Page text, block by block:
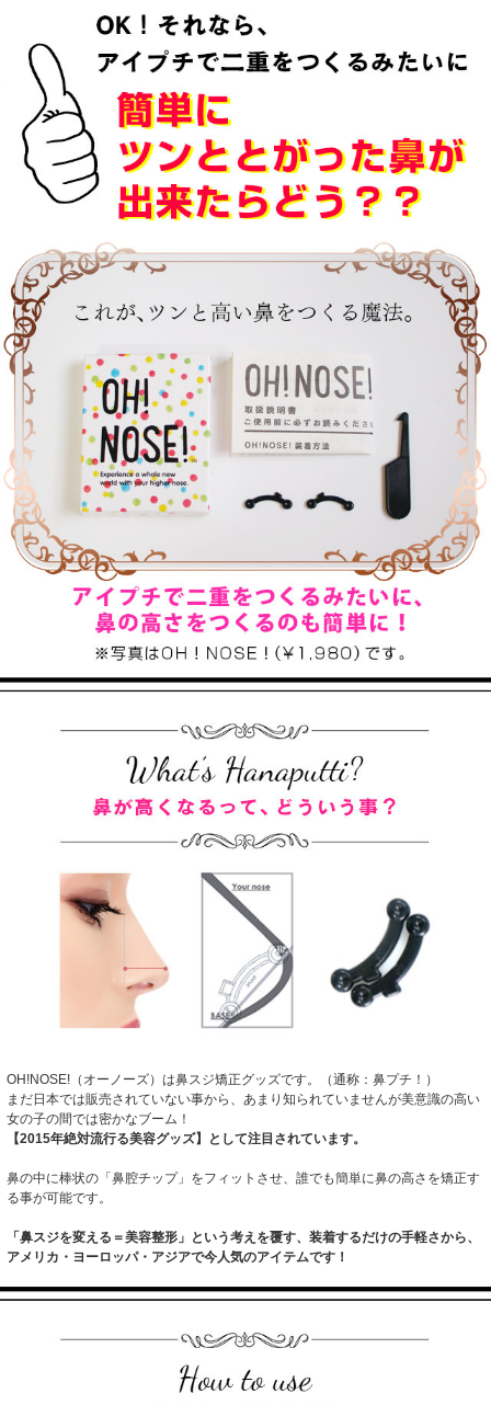
OH!NOSE!（オーノーズ）は鼻スジ矯正グッズです。（通称：鼻プチ！）
まだ日本では販売されていない事から、あまり知られていませんが美意識の高い
女の子の間では密かなブーム！
【2015年絶対流行る美容グッズ】として注目されています。
鼻の中に棒状の「鼻腔チップ」をフィットさせ、誰でも簡単に鼻の高さを矯正す
る事が可能です。
「鼻スジを変える＝美容整形」という考えを覆す、装着するだけの手軽さから、
アメリカ・ヨーロッパ・アジアで今人気のアイテムです！